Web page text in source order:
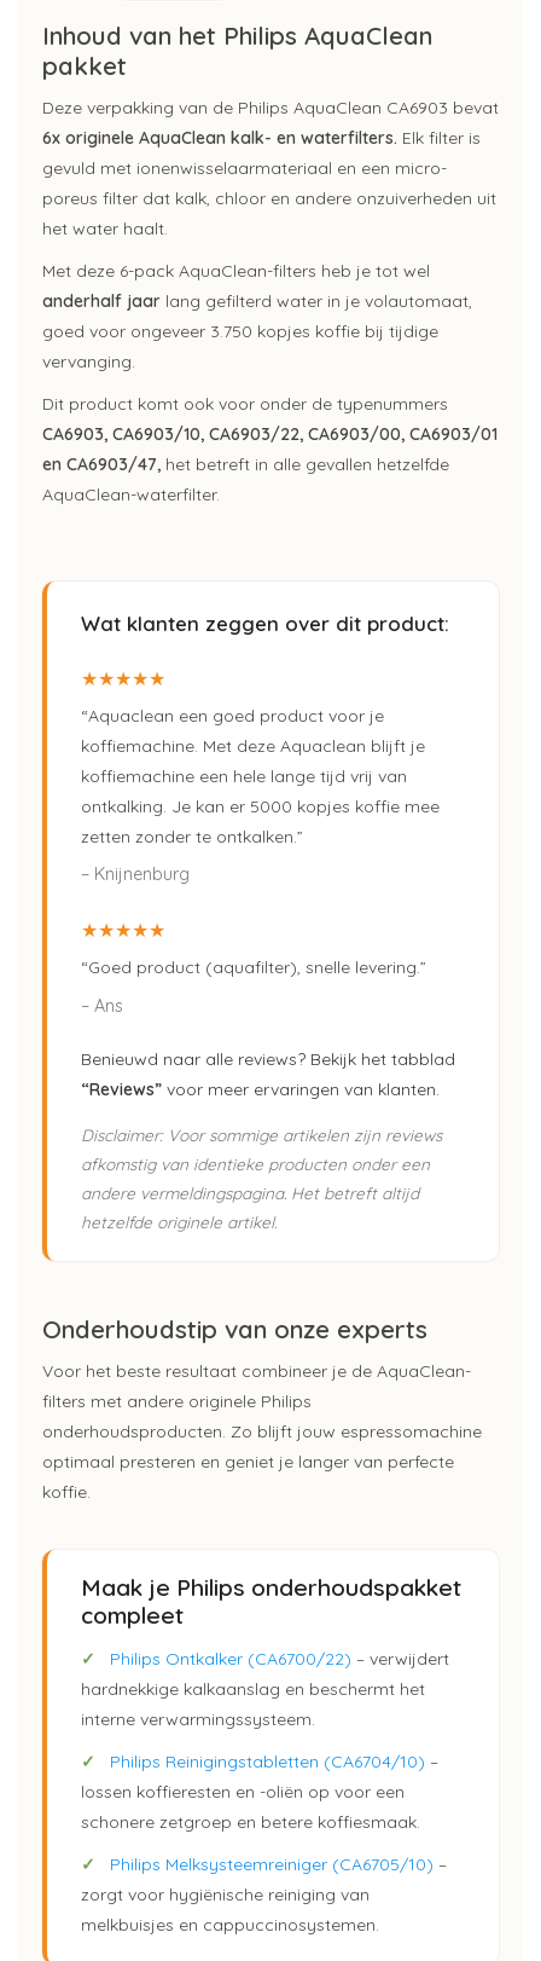
Inhoud van het Philips AquaClean
pakket
Deze verpakking van de Philips AquaClean CA6903 bevat
6x originele AquaClean kalk- en waterfilters. Elk filter is
gevuld met ionenwisselaarmateriaal en een micro-
poreus filter dat kalk, chloor en andere onzuiverheden uit
het water haalt.
Met deze 6-pack AquaClean-filters heb je tot wel
anderhalf jaar lang gefilterd water in je volautomaat,
goed voor ongeveer 3.750 kopjes koffie bij tijdige
vervanging.
Dit product komt ook voor onder de typenummers
CA6903, CA6903/10, CA6903/22, CA6903/00, CA6903/01
en CA6903/47, het betreft in alle gevallen hetzelfde
AquaClean-waterfilter.
Wat klanten zeggen over dit product:
★★★★★
“Aquaclean een goed product voor je
koffiemachine. Met deze Aquaclean blijft je
koffiemachine een hele lange tijd vrij van
ontkalking. Je kan er 5000 kopjes koffie mee
zetten zonder te ontkalken.”
– Knijnenburg
★★★★★
“Goed product (aquafilter), snelle levering.”
– Ans
Benieuwd naar alle reviews? Bekijk het tabblad
“Reviews” voor meer ervaringen van klanten.
Disclaimer: Voor sommige artikelen zijn reviews
afkomstig van identieke producten onder een
andere vermeldingspagina. Het betreft altijd
hetzelfde originele artikel.
Onderhoudstip van onze experts
Voor het beste resultaat combineer je de AquaClean-
filters met andere originele Philips
onderhoudsproducten. Zo blijft jouw espressomachine
optimaal presteren en geniet je langer van perfecte
koffie.
Maak je Philips onderhoudspakket
compleet
✓ Philips Ontkalker (CA6700/22) – verwijdert
hardnekkige kalkaanslag en beschermt het
interne verwarmingssysteem.
✓
Philips Reinigingstabletten (CA6704/10) –
lossen koffieresten en -oliën op voor een
schonere zetgroep en betere koffiesmaak.
✓
Philips Melksysteemreiniger (CA6705/10) –
zorgt voor hygiënische reiniging van
melkbuisjes en cappuccinosystemen.